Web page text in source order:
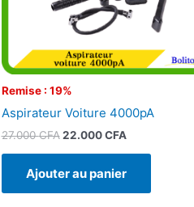
Remise : 19%
Aspirateur Voiture 4000pA
27.000CFA 22.000CFA
Ajouter au panier